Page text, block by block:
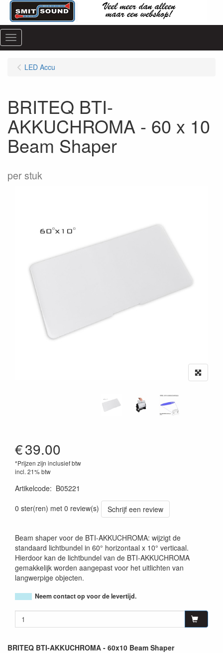
Menu
LED Accu
BRITEQ BTI-
AKKUCHROMA - 60 x 10
Beam Shaper
per stuk
€39.00
*Prijzen zijn inclusief btw
incl. 21% btw
Artikelcode: B05221
0 ster(ren) met 0 review(s)
Schrijf een review
Beam shaper voor de BTI-AKKUCHROMA: wijzigt de
standaard lichtbundel in 60° horizontaal x 10° verticaal.
Hierdoor kan de lichtbundel van de BTI-AKKUCHROMA
gemakkelijk worden aangepast voor het uitlichten van
langwerpige objecten.
Neem contact op voor de levertijd.
BRITEQ BTI-AKKUCHROMA - 60x10 Beam Shaper